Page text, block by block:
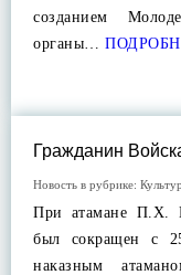
созданием
органы…
Гражданин
Новость в рубрике:
При атамане П.Х.
был сокращен с
наказным